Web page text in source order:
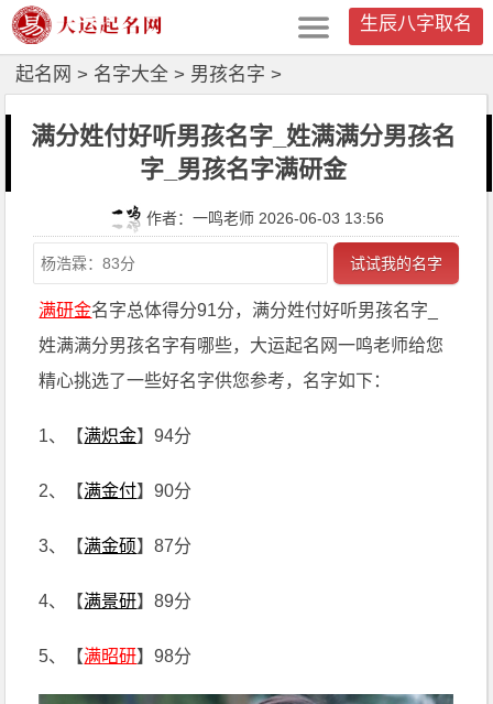
生辰八字取名
起名网 > 名字大全 > 男孩名字 >
满分姓付好听男孩名字_姓满满分男孩名
字_男孩名字满研金
作者：一鸣老师 2026-06-03 13:56
试试我的名字
满研金名字总体得分91分，满分姓付好听男孩名字_
姓满满分男孩名字有哪些，大运起名网一鸣老师给您
精心挑选了一些好名字供您参考，名字如下：
1、【满炽金】94分
2、【满金付】90分
3、【满金硕】87分
4、【满景研】89分
5、【满昭研】98分